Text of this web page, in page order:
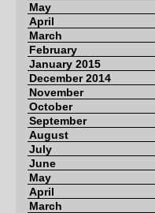
May
April
March
February
January 2015
December 2014
November
October
September
August
July
June
May
April
March